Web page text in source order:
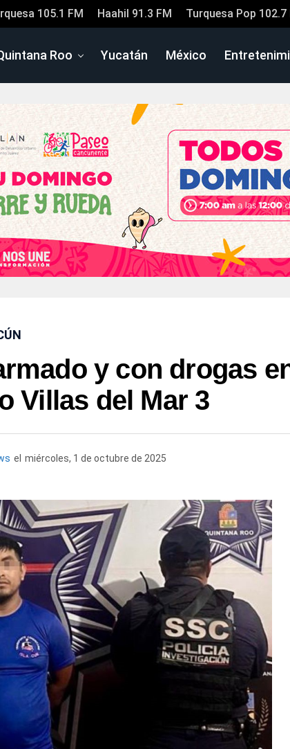
105.1 FM Haahil 91.3 FM Turquesa Pop 102.7
Roo Yucatán México
y con drogas
Villas del Mar 3
el miércoles, 1 de octubre de 2025